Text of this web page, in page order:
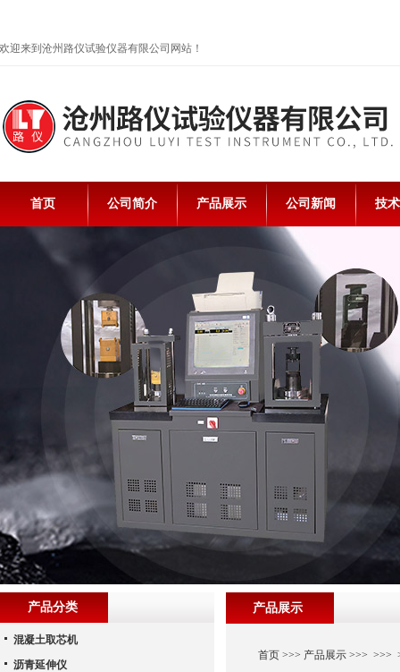
欢迎来到沧州路仪试验仪器有限公司网站！
首页 公司简介 产品展示 公司新闻 技
产品展示
首页>>> 产品展示>>> >>>
产品分类
混凝土取芯机
沥青延伸仪